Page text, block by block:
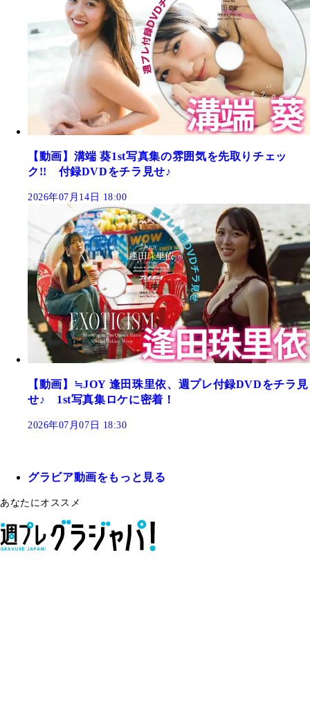
【動画】溝端 葵1st写真集の雰囲気を先取りチェッ
ク!! 付録DVDをチラ見せ♪
2026年07月14日 18:00
【動画】≒JOY 逢田珠里依、週プレ付録DVDをチラ見
せ♪ 1st写真集ロケに密着！
2026年07月07日 18:30
グラビア動画をもっと見る
あなたにオススメ